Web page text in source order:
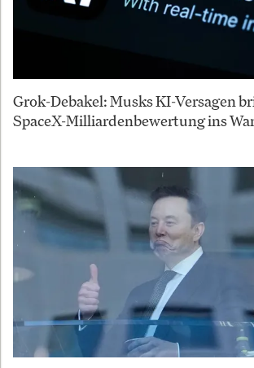
Grok-Debakel: Musks KI-Versagen
SpaceX-Milliardenbewertung ins